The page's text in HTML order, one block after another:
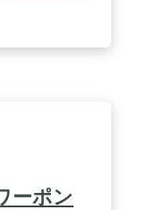
保ちます。 /
を費やす時間
ます。 さら
のエアレータ
行っても簡単
適 – 7.5クォー
ートからお選
ーポン